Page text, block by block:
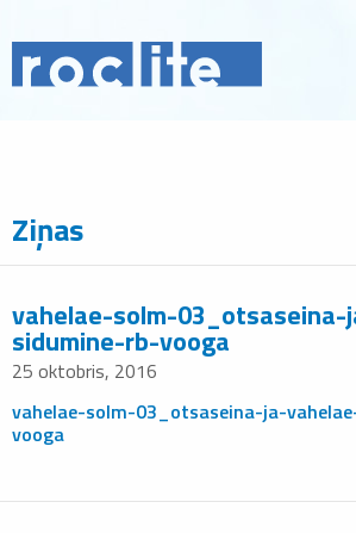
Ziņas
vahelae-solm-
sidumine-rb-vooga
25 oktobris, 2016
vahelae-solm-03_otsaseina-ja-
vooga